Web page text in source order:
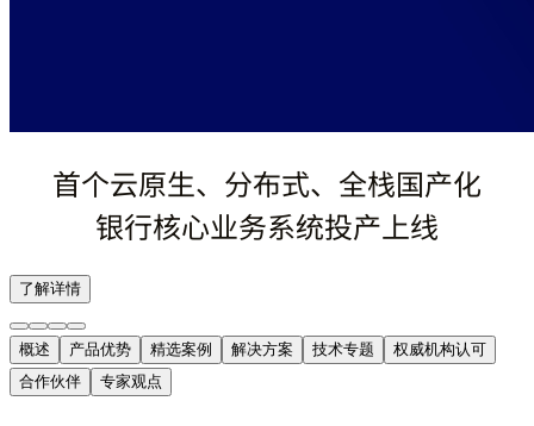
首个云原生、分布式、全栈国产化
银行核心业务系统投产上线
了解详情
概述 产品优势 精选案例 解决方案 技术专题
权威机构认可
合作伙伴
专家观点